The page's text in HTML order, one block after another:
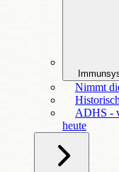
Nimmt
ADHS -
heute